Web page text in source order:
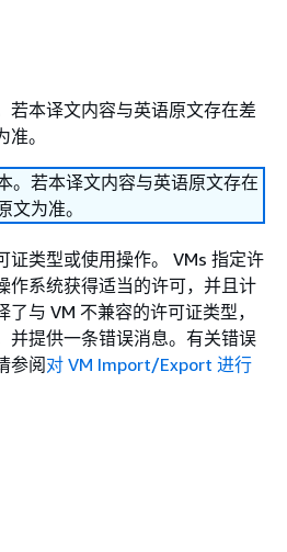
若本译文内容与英语原文存在差
。
。若本译文内容与英语原文存在
文为准。
证类型或使用操作。 VMs 指定许
作系统获得适当的许可，并且计
与 VM 不兼容的许可证类型，
并提供一条错误消息。有关错误
参阅对 VM Import/Export 进行